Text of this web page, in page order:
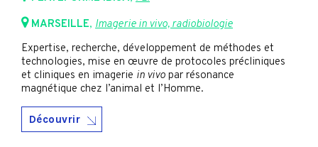
MARSEILLE, Imagerie in vivo, radiobiologie
Expertise, recherche, développement de méthodes et
technologies, mise en œuvre de protocoles précliniques
et cliniques en imagerie in vivo par résonance
magnétique chez l’animal et l’Homme.
Découvrir